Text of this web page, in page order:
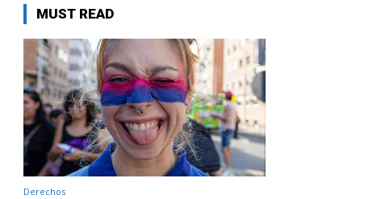
MUST READ
Derechos